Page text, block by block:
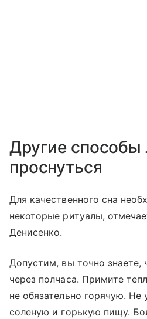
Другие способы
проснуться
Для качественного сна
некоторые ритуалы,
Денисенко.
Допустим, вы точно знаете,
через полчаса. Примите
не обязательно горячую. Не
соленую и горькую пищу.